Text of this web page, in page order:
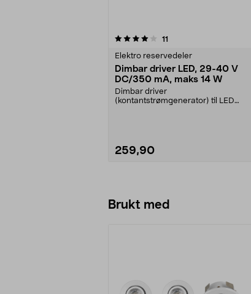
11
Elektro reservedeler
Dimbar driver LED, 29-40 V
DC/350 mA, maks 14 W
Dimbar driver
(kontantstrømgenerator) til LED
259,90
Brukt med